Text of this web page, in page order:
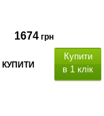
1674 грн
КУПИТИ
Купити
в 1 клік